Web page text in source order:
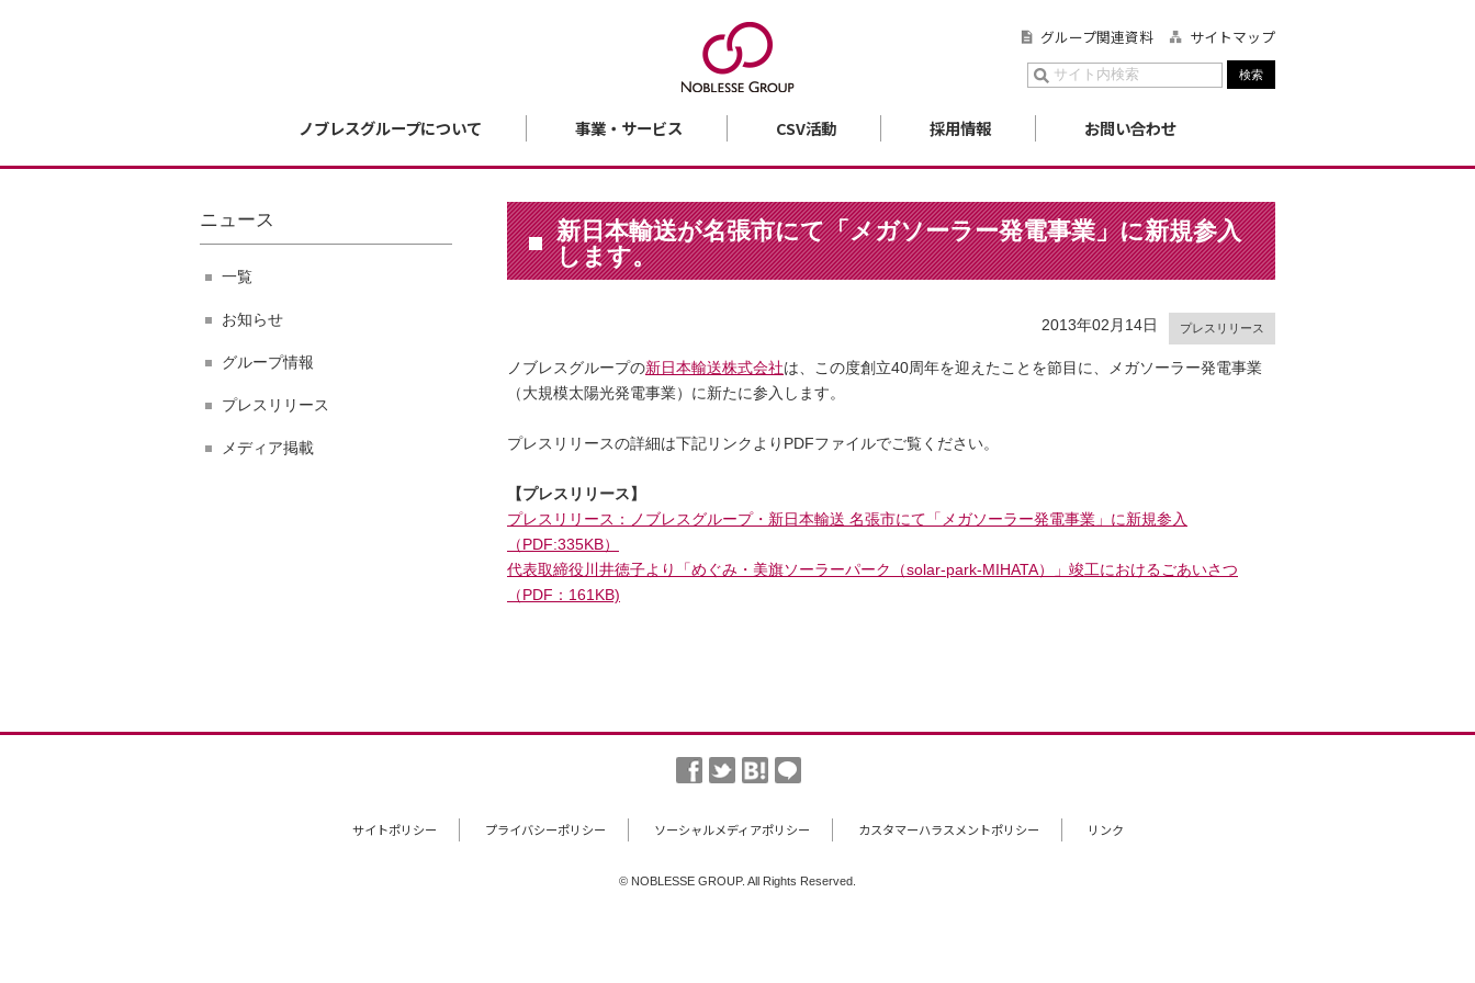
ノブレスグループについて 事業・サービス CSV活動 採用情報 お問い合わせ
グループ関連資料 サイトマップ
新日本輸送が名張市にて「メガソーラー発電事業」に新規参入
します。
プレスリリース
2013年02月14日
ノブレスグループの新日本輸送株式会社は、この度創立40周年を迎えたことを節目に、メガソーラー発電事業
（大規模太陽光発電事業）に新たに参入します。
プレスリリースの詳細は下記リンクよりPDFファイルでご覧ください。
【プレスリリース】
プレスリリース：ノブレスグループ・新日本輸送 名張市にて「メガソーラー発電事業」に新規参入
（PDF:335KB）
代表取締役川井徳子より「めぐみ・美旗ソーラーパーク（solar‐park‐MIHATA）」竣工におけるごあいさつ
（PDF：161KB)
ニュース
一覧
お知らせ
グループ情報
プレスリリース
メディア掲載
サイトポリシー プライバシーポリシー ソーシャルメディアポリシー カスタマーハラスメントポリシー リンク
© NOBLESSE GROUP. All Rights Reserved.